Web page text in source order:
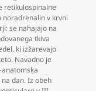
retikulospinalne
noradrenalin v krvni
se nahajajo na
tkiva
, ki izžarevajo
Navadno je
dan. Iz obeh